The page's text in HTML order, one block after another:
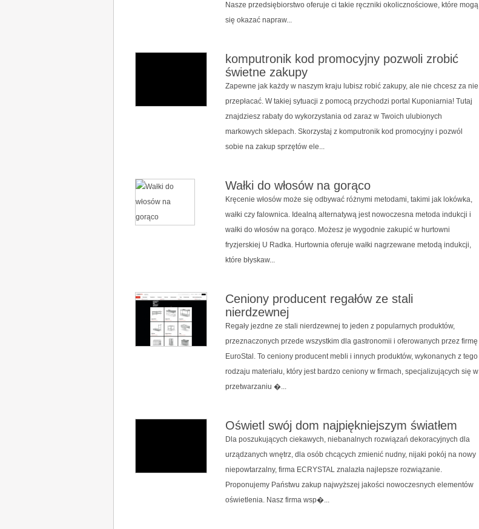
Nasze przedsiębiorstwo oferuje ci takie ręczniki okolicznościowe, które mogą
się okazać napraw...
komputronik kod promocyjny pozwoli zrobić
świetne zakupy
Zapewne jak każdy w naszym kraju lubisz robić zakupy, ale nie chcesz za nie
przepłacać. W takiej sytuacji z pomocą przychodzi portal Kuponiarnia! Tutaj
znajdziesz rabaty do wykorzystania od zaraz w Twoich ulubionych
markowych sklepach. Skorzystaj z komputronik kod promocyjny i pozwól
sobie na zakup sprzętów ele...
Wałki do włosów na gorąco
Kręcenie włosów może się odbywać różnymi metodami, takimi jak lokówka,
wałki czy falownica. Idealną alternatywą jest nowoczesna metoda indukcji i
wałki do włosów na gorąco. Możesz je wygodnie zakupić w hurtowni
fryzjerskiej U Radka. Hurtownia oferuje wałki nagrzewane metodą indukcji,
które błyskaw...
Ceniony producent regałów ze stali
nierdzewnej
Regały jezdne ze stali nierdzewnej to jeden z popularnych produktów,
przeznaczonych przede wszystkim dla gastronomii i oferowanych przez firmę
EuroStal. To ceniony producent mebli i innych produktów, wykonanych z tego
rodzaju materiału, który jest bardzo ceniony w firmach, specjalizujących się w
przetwarzaniu �...
Oświetl swój dom najpiękniejszym światłem
Dla poszukujących ciekawych, niebanalnych rozwiązań dekoracyjnych dla
urządzanych wnętrz, dla osób chcących zmienić nudny, nijaki pokój na nowy
niepowtarzalny, firma ECRYSTAL znalazła najlepsze rozwiązanie.
Proponujemy Państwu zakup najwyższej jakości nowoczesnych elementów
oświetlenia. Nasz firma wsp�...